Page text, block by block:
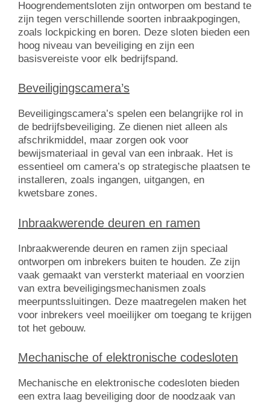
Hoogrendementsloten zijn ontworpen om bestand te
zijn tegen verschillende soorten inbraakpogingen,
zoals lockpicking en boren. Deze sloten bieden een
hoog niveau van beveiliging en zijn een
basisvereiste voor elk bedrijfspand.
Beveiligingscamera’s
Beveiligingscamera’s spelen een belangrijke rol in
de bedrijfsbeveiliging. Ze dienen niet alleen als
afschrikmiddel, maar zorgen ook voor
bewijsmateriaal in geval van een inbraak. Het is
essentieel om camera’s op strategische plaatsen te
installeren, zoals ingangen, uitgangen, en
kwetsbare zones.
Inbraakwerende deuren en ramen
Inbraakwerende deuren en ramen zijn speciaal
ontworpen om inbrekers buiten te houden. Ze zijn
vaak gemaakt van versterkt materiaal en voorzien
van extra beveiligingsmechanismen zoals
meerpuntssluitingen. Deze maatregelen maken het
voor inbrekers veel moeilijker om toegang te krijgen
tot het gebouw.
Mechanische of elektronische codesloten
Mechanische en elektronische codesloten bieden
een extra laag beveiliging door de noodzaak van